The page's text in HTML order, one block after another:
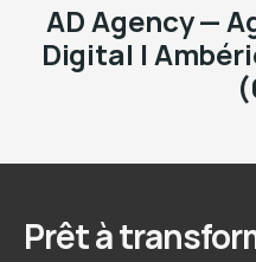
AD Agency —
Digital |
Prêt à